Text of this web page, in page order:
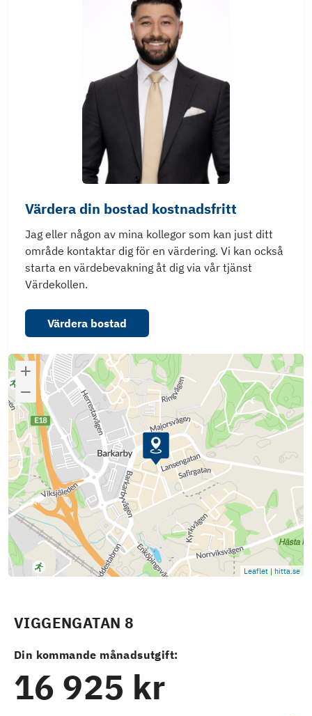
Värdera din bostad kostnadsfritt
Jag eller någon av mina kollegor som kan just ditt
område kontaktar dig för en värdering. Vi kan också
starta en värdebevakning åt dig via vår tjänst
Värdekollen.
Värdera bostad
Leaflet | hitta.se
VIGGENGATAN 8
Din kommande månadsutgift:
16 925 kr